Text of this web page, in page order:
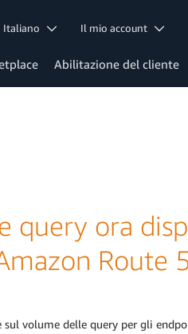
Italiano Il mio account
Abilitazione del cliente
query ora
Route
volume delle query per gli